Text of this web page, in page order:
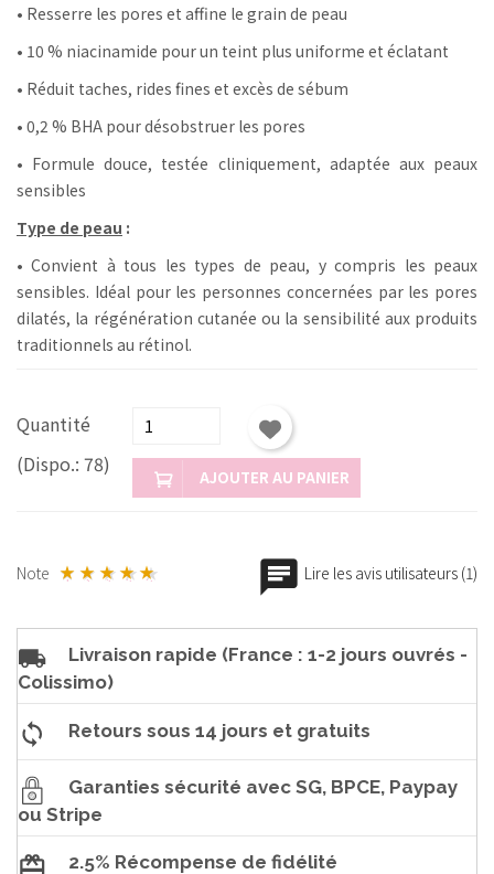
• Resserre les pores et affine le grain de peau
• 10 % niacinamide pour un teint plus uniforme et éclatant
• Réduit taches, rides fines et excès de sébum
• 0,2 % BHA pour désobstruer les pores
• Formule douce, testée cliniquement, adaptée aux peaux
sensibles
Type de peau :
• Convient à tous les types de peau, y compris les peaux
sensibles. Idéal pour les personnes concernées par les pores
dilatés, la régénération cutanée ou la sensibilité aux produits
traditionnels au rétinol.
Quantité
(Dispo.: 78)
AJOUTER AU PANIER
Note Lire les avis utilisateurs (1)
Livraison rapide (France : 1-2 jours ouvrés -
Colissimo)
Retours sous 14 jours et gratuits
Garanties sécurité avec SG, BPCE, Paypay
ou Stripe
2.5% Récompense de fidélité